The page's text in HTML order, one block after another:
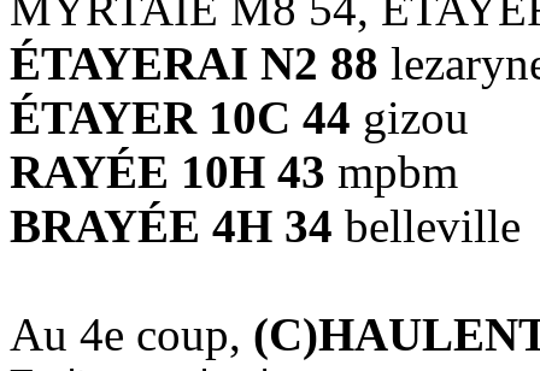
ÉTAYERAI N2 88
ÉTAYER 10C 44 gizou
RAYÉE 10H 43 mpbm
BRAYÉE 4H 34 belleville
Au 4e coup,